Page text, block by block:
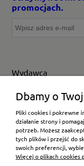
promocjach.
Wydawca
Wybierz producenta
Dbamy o
Pliki cookies i pokrewne
działanie strony i
potrzeb. Możesz
tych plików i przejść do
swoich preferencji,
Więcej o plikach cookies